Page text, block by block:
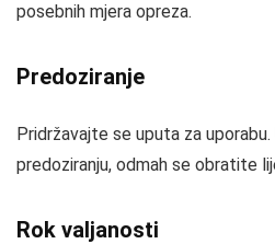
posebnih mjera opreza.
Predoziranje
Pridržavajte se uputa za uporabu.
predoziranju, odmah se obratite
Rok valjanosti